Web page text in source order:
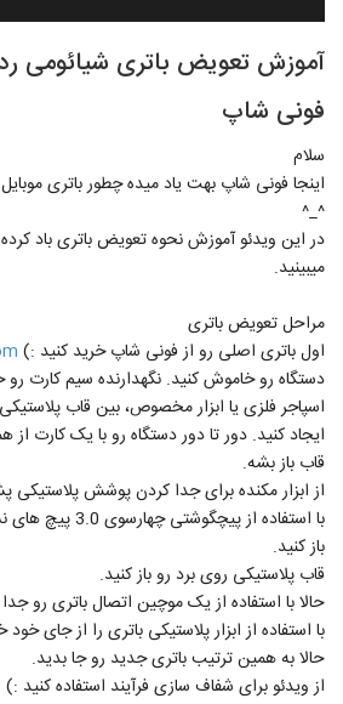
فونی شاپ
سلام
اینجا فونی شاپ بهت یاد میده چطور باتری
^_^
میبینید.
مراحل تعویض باتری
اول باتری اصلی رو از فونی شاپ خرید کنید :)
دستگاه رو خاموش کنید. نگهدارنده سیم کارت رو
اسپاجر فلزی یا ابزار مخصوص، بین قاب
ایجاد کنید. دور تا دور دستگاه رو با یک کارت
قاب باز بشه.
از ابزار مکنده برای جدا کردن پوشش پلاستیکی
با استفاده از
باز کنید.
قاب پلاستیکی روی برد رو باز کنید.
حالا با استفاده از یک موچین اتصال باتری رو
با استفاده از ابزار پلاستیکی باتری را از جای خود
حالا به همین ترتیب باتری جدید رو جا بدید.
از ویدئو برای شفاف سازی فرآیند استفاده کنید :)